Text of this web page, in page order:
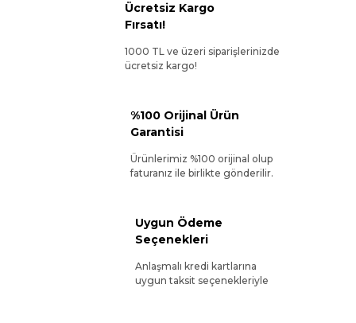
Ücretsiz Kargo
Fırsatı!
1000 TL ve üzeri siparişlerinizde
ücretsiz kargo!
%100 Orijinal Ürün
Garantisi
Ürünlerimiz %100 orijinal olup
faturanız ile birlikte gönderilir.
Uygun Ödeme
Seçenekleri
Anlaşmalı kredi kartlarına
uygun taksit seçenekleriyle